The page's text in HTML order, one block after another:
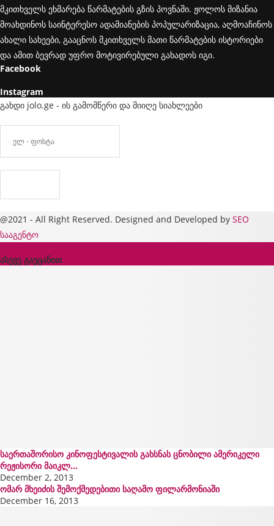
მკითხველს ეხმარება წარმატების გზის პოვნაში. ჟოლოს მიზანია
მოახდინოს საინტერესო ადამიანების პოპულარიზაცია, აღმოაჩინოს
ახალი სახეები, გააცნოს მკითხველს მათი წარმატების ისტორიები
და ამით ბევრად უფრო მოტივირებული გახადოს იგი.
Facebook
Instagram
გახდი jolo.ge - ის გამომწერი და მიიღე სიახლეები
@2021 - All Right Reserved. Designed and Developed by SEO
სააგენტო
ასევე გაეცანით
საერთაშორისო კინოფესტივალის გახსნას ცნობილი ამერიკელი
რეჟისორი მაიკლ...
December 2, 2013
ომარ მხეიძის შემოქმედებითი საღამო ფილარმონიაში
December 16, 2013